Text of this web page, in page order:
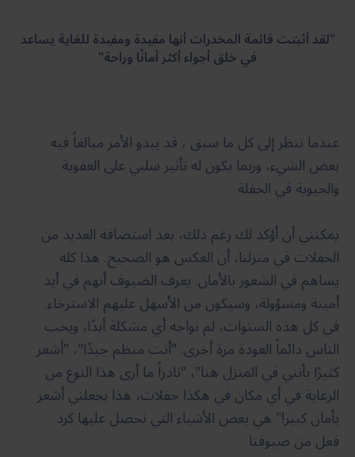
"لقد أثبتت قائمة المخدرات أنها مفيدة ومفيدة للغاية يساعد
في خلق أجواء أكثر أمانًا وراحة"
عندما تنظر إلى كل ما سبق ، قد يبدو الأمر مبالغاً فيه
بعض الشيء، وربما يكون له تأثير سلبي على العفوية
والحيوية في الحفلة
يمكنني أن أؤكد لك رغم ذلك، بعد استضافة العديد من
الحفلات في منزلنا، أن العكس هو الصحيح. هذا كله
يساهم في الشعور بالأمان. يعرف الضيوف أنهم في أيد
أمينة ومسؤولة، وسيكون من الأسهل عليهم الاسترخاء.
في كل هذه السنوات، لم نواجه أي مشكلة أبدًا، ويحب
الناس دائماً العودة مرة أخرى. "أنت منظم جيدًا"، "أشعر
كثيرًا بأنني في المنزل هنا"، "نادراً ما أرى هذا النوع من
الرعاية في أي مكان في هكذا حفلات، هذا يجعلني أشعر
بأمان كبير!" هي بعض الأشياء التي نحصل عليها كرد
فعل من ضيوفنا